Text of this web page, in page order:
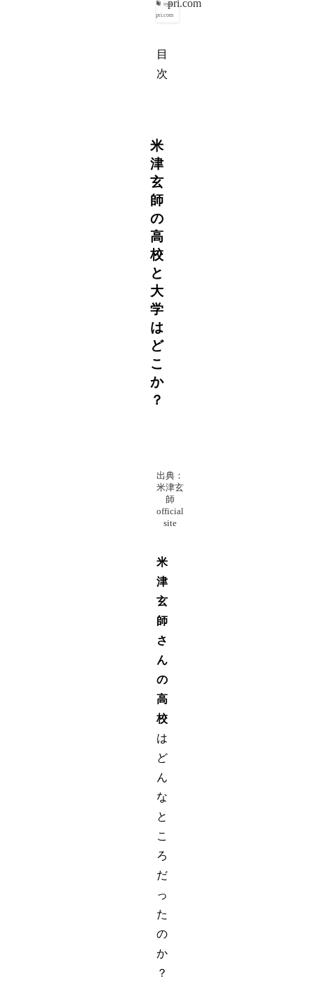
oya-
pri.com
pri.com
目
次
米
津
玄
師
の
高
校
と
大
学
は
ど
こ
か
？
出典：
米津玄
師
official
site
米
津
玄
師
さ
ん
の
高
校
は
ど
ん
な
と
こ
ろ
だ
っ
た
の
か
？